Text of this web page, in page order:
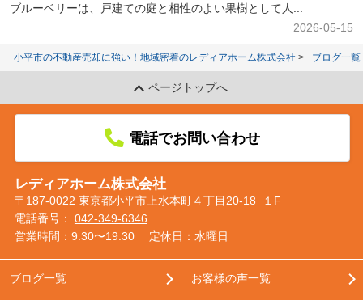
ブルーベリーは、戸建ての庭と相性のよい果樹として人...
2026-05-15
小平市の不動産売却に強い！地域密着のレディアホーム株式会社 ブログ一覧
ページトップへ
電話でお問い合わせ
レディアホーム株式会社
〒187-0022 東京都小平市上水本町４丁目20-18 １F
電話番号： 042-349-6346
営業時間：9:30〜19:30
定休日：水曜日
ブログ一覧 お客様の声一覧